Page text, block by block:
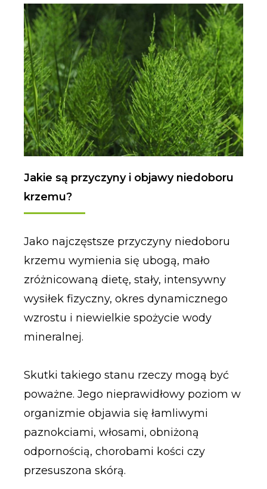
Jakie są przyczyny i objawy niedoboru
krzemu?
Jako najczęstsze przyczyny niedoboru
krzemu wymienia się ubogą, mało
zróżnicowaną dietę, stały, intensywny
wysiłek fizyczny, okres dynamicznego
wzrostu i niewielkie spożycie wody
mineralnej.
Skutki takiego stanu rzeczy mogą być
poważne. Jego nieprawidłowy poziom w
organizmie objawia się łamliwymi
paznokciami, włosami, obniżoną
odpornością, chorobami kości czy
przesuszona skórą.